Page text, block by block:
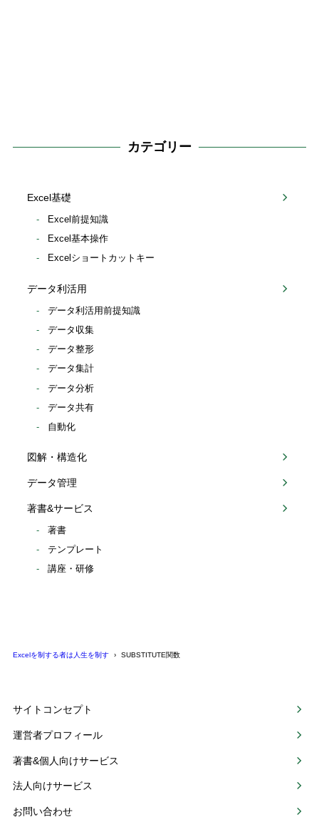
カテゴリー
Excel基礎
Excel前提知識
Excel基本操作
Excelショートカットキー
データ利活用
データ利活用前提知識
データ収集
データ整形
データ集計
データ分析
データ共有
自動化
図解・構造化
データ管理
著書&サービス
著書
テンプレート
講座・研修
Excelを制する者は人生を制す SUBSTITUTE関数
サイトコンセプト
運営者プロフィール
著書&個人向けサービス
法人向けサービス
お問い合わせ